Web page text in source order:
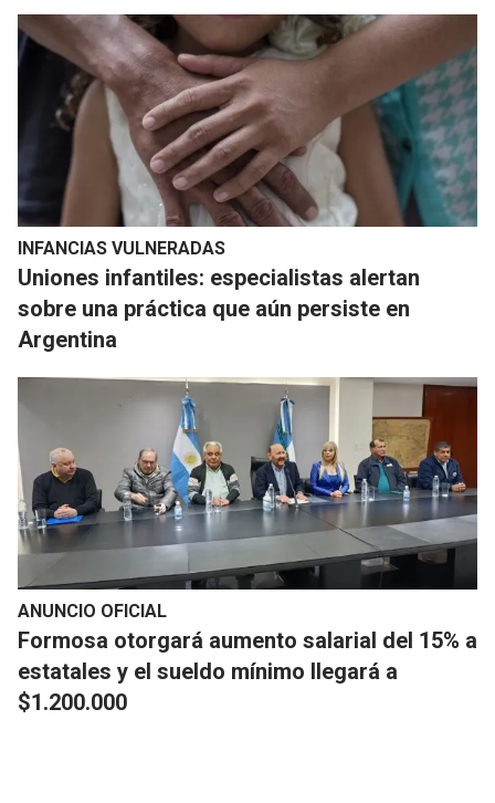
INFANCIAS VULNERADAS
Uniones infantiles: especialistas alertan
sobre una práctica que aún persiste en
Argentina
ANUNCIO OFICIAL
Formosa otorgará aumento salarial del 15% a
estatales y el sueldo mínimo llegará a
$1.200.000